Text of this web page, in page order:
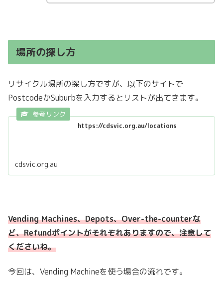
場所の探し方
リサイクル場所の探し方ですが、以下のサイトで
PostcodeかSuburbを入力するとリストが出てきます。
https://cdsvic.org.au/locations
cdsvic.org.au
Vending Machines、Depots、Over-the-counterな
ど、Refundポイントがそれぞれありますので、注意して
くださいね。
今回は、Vending Machineを使う場合の流れです。